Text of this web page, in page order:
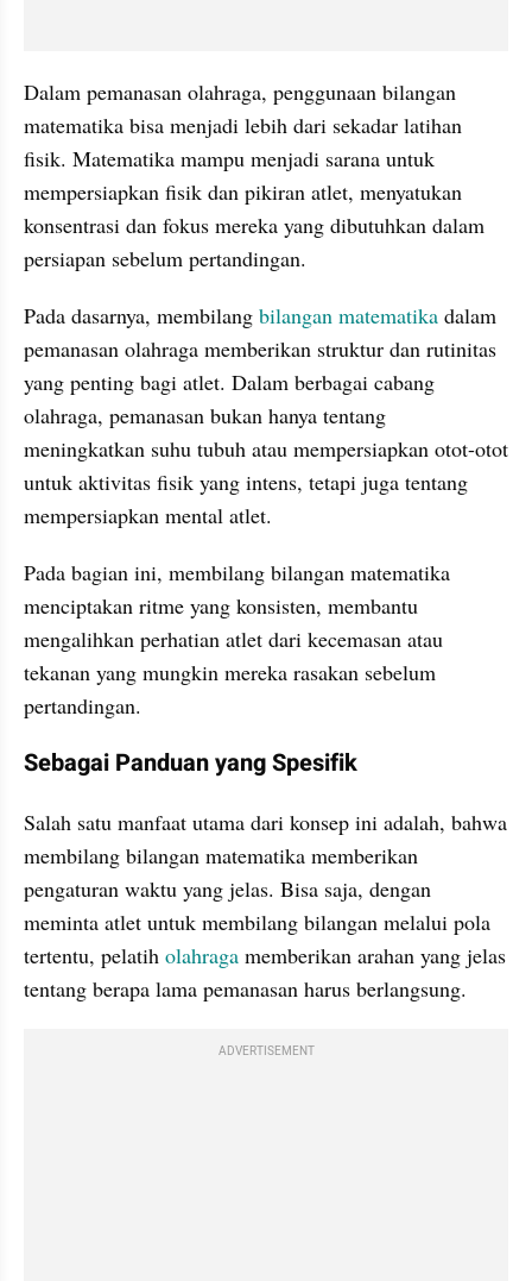
Dalam pemanasan olahraga, penggunaan bilangan
matematika bisa menjadi lebih dari sekadar latihan
fisik. Matematika mampu menjadi sarana untuk
mempersiapkan fisik dan pikiran atlet, menyatukan
konsentrasi dan fokus mereka yang dibutuhkan dalam
persiapan sebelum pertandingan.
Pada dasarnya, membilang bilangan matematika dalam
pemanasan olahraga memberikan struktur dan rutinitas
yang penting bagi atlet. Dalam berbagai cabang
olahraga, pemanasan bukan hanya tentang
meningkatkan suhu tubuh atau mempersiapkan otot-otot
untuk aktivitas fisik yang intens, tetapi juga tentang
mempersiapkan mental atlet.
Pada bagian ini, membilang bilangan matematika
menciptakan ritme yang konsisten, membantu
mengalihkan perhatian atlet dari kecemasan atau
tekanan yang mungkin mereka rasakan sebelum
pertandingan.
Sebagai Panduan yang Spesifik
Salah satu manfaat utama dari konsep ini adalah, bahwa
membilang bilangan matematika memberikan
pengaturan waktu yang jelas. Bisa saja, dengan
meminta atlet untuk membilang bilangan melalui pola
tertentu, pelatih olahraga memberikan arahan yang jelas
tentang berapa lama pemanasan harus berlangsung.
ADVERTISEMENT